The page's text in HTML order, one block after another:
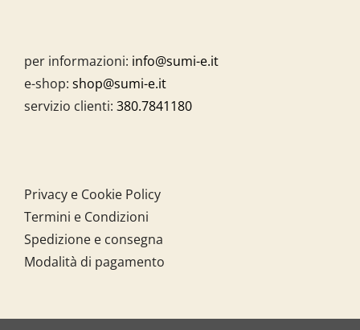
per informazioni: info@sumi-e.it
e-shop: shop@sumi-e.it
servizio clienti: 380.7841180
Privacy e Cookie Policy
Termini e Condizioni
Spedizione e consegna
Modalità di pagamento